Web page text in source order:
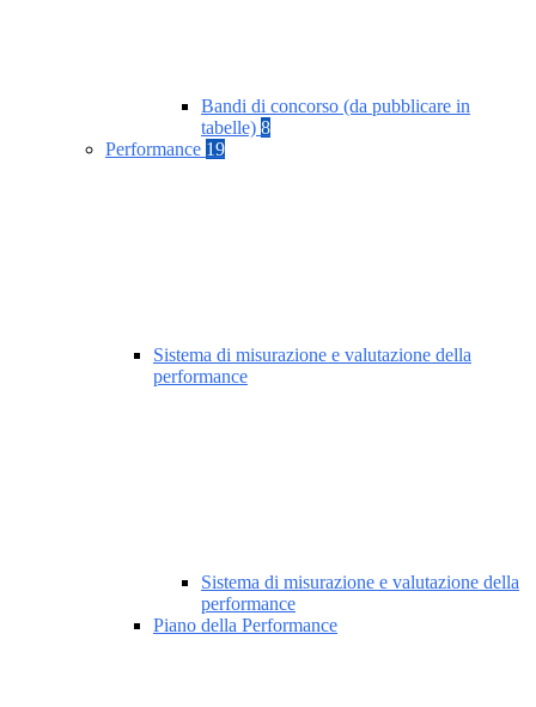
Bandi di concorso (da pubblicare in
tabelle) 8
Performance 19
Sistema di misurazione e valutazione della
performance
Sistema di misurazione e valutazione della
performance
Piano della Performance